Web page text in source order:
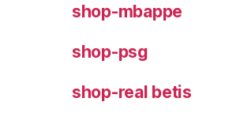
shop-mbappe
shop-psg
shop-real betis